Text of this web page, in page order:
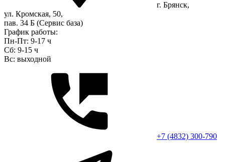
г. Брянск,
ул. Кромская, 50,
пав. 34 Б (Сервис база)
График работы:
Пн-Пт: 9-17 ч
Сб: 9-15 ч
Вс: выходной
+7 (4832) 300-790